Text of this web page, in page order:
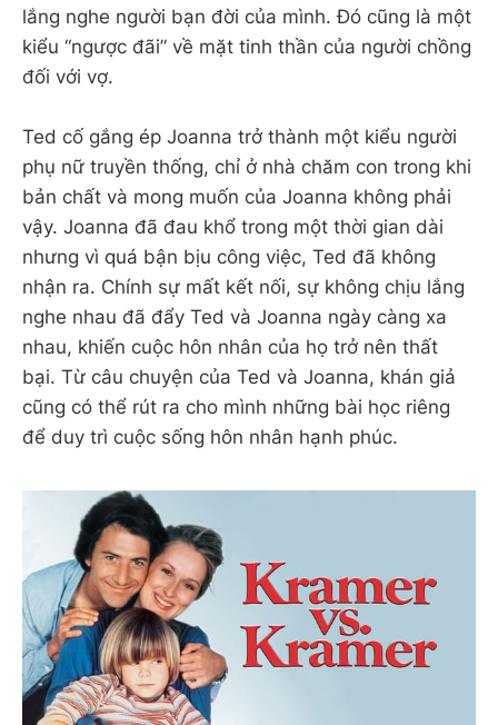
lắng nghe người bạn đời của mình. Đó cũng là một
kiểu “ngược đãi” về mặt tinh thần của người chồng
đối với vợ.
Ted cố gắng ép Joanna trở thành một kiểu người
phụ nữ truyền thống, chỉ ở nhà chăm con trong khi
bản chất và mong muốn của Joanna không phải
vậy. Joanna đã đau khổ trong một thời gian dài
nhưng vì quá bận bịu công việc, Ted đã không
nhận ra. Chính sự mất kết nối, sự không chịu lắng
nghe nhau đã đẩy Ted và Joanna ngày càng xa
nhau, khiến cuộc hôn nhân của họ trở nên thất
bại. Từ câu chuyện của Ted và Joanna, khán giả
cũng có thể rút ra cho mình những bài học riêng
để duy trì cuộc sống hôn nhân hạnh phúc.